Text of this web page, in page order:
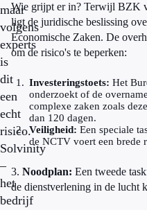
maar
volgens
experts
is
dit
een
echt
risico.
Solvinity
–
het
bedrijf
Wie grijpt er in? Terwijl BZK
ligt de juridische beslissing
Economische Zaken. De
om de risico's te beperken:
Investeringstoets: Het
onderzoekt of de
complexe zaken zoals
dan 120 dagen.
Veiligheid: Een speciale
de NCTV voert een brede
3. Noodplan: Een tweede
de dienstverlening in de lucht